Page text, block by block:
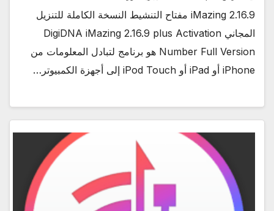
iMazing 2.16.9 مفتاح التنشيط النسخة الكاملة للتنزيل
المجاني DigiDNA iMazing 2.16.9 plus Activation
Number Full Version هو برنامج لتبادل المعلومات من
iPhone أو iPad أو iPod Touch إلى أجهزة الكمبيوتر…